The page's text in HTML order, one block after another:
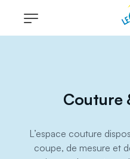
Couture
L’espace couture
coupe, de mesure et